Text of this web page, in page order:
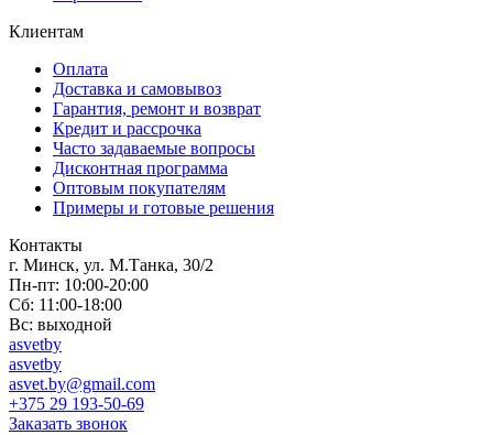
Клиентам
Оплата
Доставка и самовывоз
Гарантия, ремонт и возврат
Кредит и рассрочка
Часто задаваемые вопросы
Дисконтная программа
Оптовым покупателям
Примеры и готовые решения
Контакты
г. Минск, ул. М.Танка, 30/2
Пн-пт: 10:00-20:00
Сб: 11:00-18:00
Вс: выходной
asvetby
asvetby
asvet.by@gmail.com
+375 29 193-50-69
Заказать звонок